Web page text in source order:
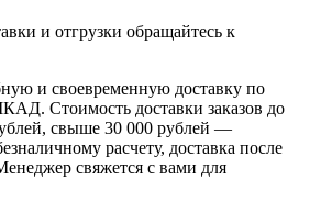
и отгрузки обращайтесь к
и своевременную доставку по
Стоимость доставки заказов до
свыше 30 000 рублей —
расчету, доставка после
свяжется с вами для